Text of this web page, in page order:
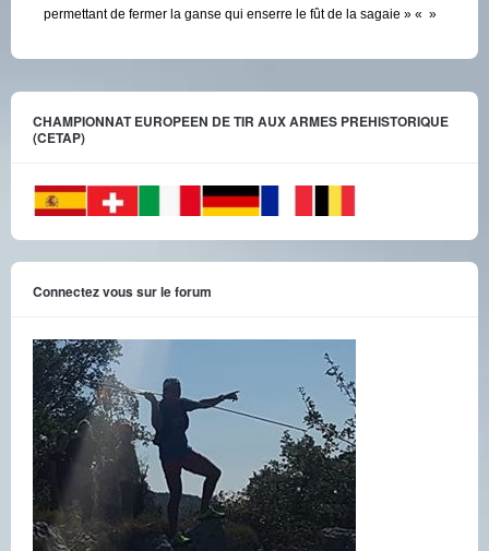
permettant de fermer la ganse qui enserre le fût de la sagaie » « »
CHAMPIONNAT EUROPEEN DE TIR AUX ARMES PREHISTORIQUE
(CETAP)
Connectez vous sur le forum